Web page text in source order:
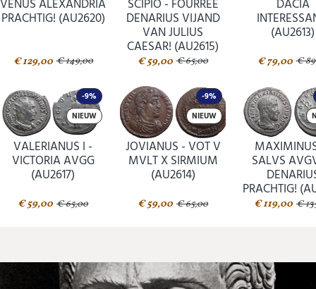
VENUS ALEXANDRIA
PRACHTIG! (AU2620)
€ 129,00 € 149,00
NIEUW
-9%
VALERIANUS I -
VICTORIA AVGG
(AU2617)
€ 59,00 € 65,00
SCIPIO - FOURREE
DENARIUS VIJAND
VAN JULIUS
CAESAR! (AU2615)
€ 59,00 € 65,00
NIEUW
-9%
JOVIANUS - VOT V
MVLT X SIRMIUM
(AU2614)
€ 59,00 € 65,00
DACIA
(AU2613)
€ 79,00 €
SALVS
PRACHTIG!
€ 119,00 €